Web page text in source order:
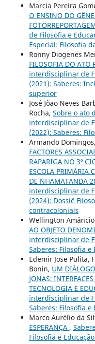
Marcia Pereira
O ENSINO DO
de Filosofia e
Especial: Filosofia
Ronny Diogenes
FILOSOFIA DO ATO
interdisciplinar de
(2021): Saberes:
superior
José Jõao Neves
Rocha, Sobre o ato
interdisciplinar de
(2022): Saberes:
Armando
FACTORES
RAPARIGA NO 3º
ESCOLA PRIMÁRIA
DE NHAMATANDA
interdisciplinar de
(2024): Dossiê
contracoloniais
Wellington
AO OBJETO
interdisciplinar de
Saberes: Filosofia e
Edemir Jose Pulita,
Bonin, UM
JONAS:
TECNOLOGIA E
interdisciplinar de
Saberes: Filosofia e
Marco Aurélio da
ESPERANÇA ,
Filosofia e